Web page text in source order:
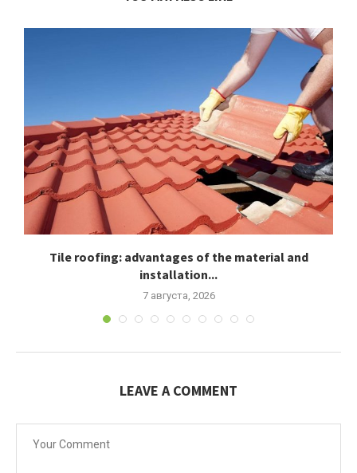
Tile roofing: advantages of the material and
installation...
7 августа, 2026
LEAVE A COMMENT